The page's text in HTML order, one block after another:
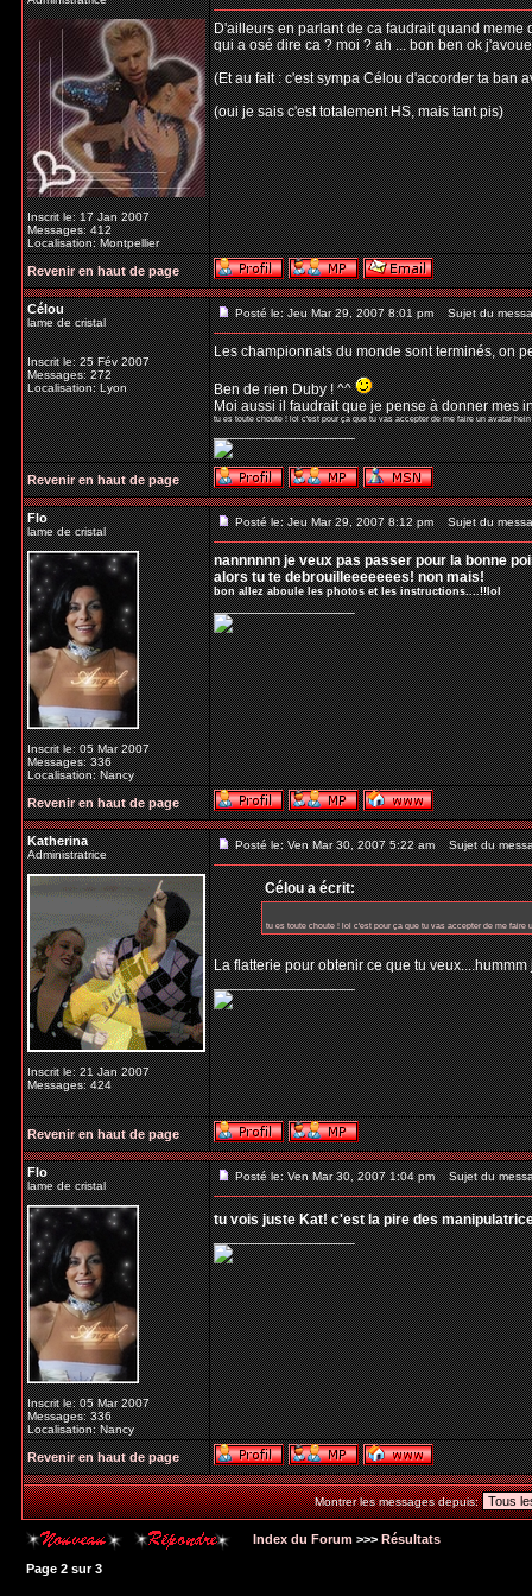
Inscrit le: 17 Jan 2007
Messages: 412
Localisation: Montpellier
D'ailleurs en parlant de ca faudrait quand meme
qui a osé dire ca ? moi ? ah ... bon ben ok
(Et au fait : c'est sympa Célou d'accorder ta ban
(oui je sais c'est totalement HS, mais tant pis)
Revenir en haut de page
Célou
lame de cristal
Inscrit le: 25 Fév 2007
Messages: 272
Localisation: Lyon
Posté le: Jeu Mar 29, 2007 8:01 pm Sujet du
Les championnats du monde sont terminés, on
Ben de rien Duby ! ^^
Moi aussi il faudrait que je pense à donner mes
tu es toute choute ! lol c'est pour ça que tu vas accepter de me faire un avatar
_________________
Revenir en haut de page
Flo
lame de cristal
Inscrit le: 05 Mar 2007
Messages: 336
Localisation: Nancy
Posté le: Jeu Mar 29, 2007 8:12 pm Sujet du
nannnnnn je veux pas passer pour la bonne
alors tu te debrouilleeeeeees! non mais!
bon allez aboule les photos et les instructions....!!lol
_________________
Revenir en haut de page
Katherina
Administratrice
Inscrit le: 21 Jan 2007
Messages: 424
Posté le: Ven Mar 30, 2007 5:22 am Sujet du
Célou a écrit:
tu es toute choute ! lol c'est pour ça que tu vas accepter de me faire
La flatterie pour obtenir ce que tu
_________________
Revenir en haut de page
Flo
lame de cristal
Inscrit le: 05 Mar 2007
Messages: 336
Localisation: Nancy
Posté le: Ven Mar 30, 2007 1:04 pm Sujet du
tu vois juste Kat! c'est la pire des
_________________
Revenir en haut de page
Montrer les messages depuis:
Index du Forum >>> Résultats
Page 2 sur3